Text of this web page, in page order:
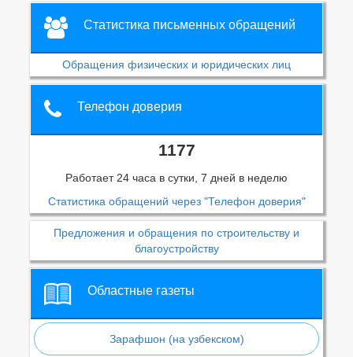
Статистика письменных обращений
Обращения физических и юридических лиц
Телефон доверия
1177
Работает 24 часа в сутки, 7 дней в неделю
Статистика обращений через "Телефон доверия"
Предложения и обращения по строительству и
благоустройству
Областные газеты
Зарафшон (на узбекском)